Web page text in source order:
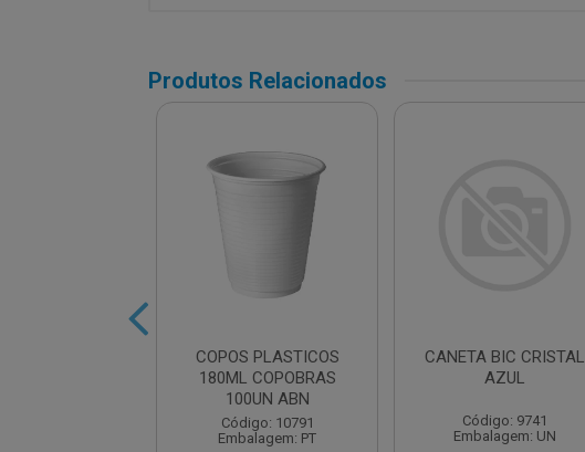
Produtos Relacionados
COPOS PLASTICOS
180ML COPOBRAS
100UN ABN
Código: 10791
Embalagem: PT
CANETA BIC CRISTAL
AZUL
Código: 9741
Embalagem: UN